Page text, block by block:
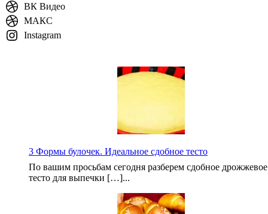
ВК Видео
МАКС
Instagram
3 Формы булочек. Идеальное сдобное тесто
По вашим просьбам сегодня разберем сдобное дрожжевое
тесто для выпечки […]...